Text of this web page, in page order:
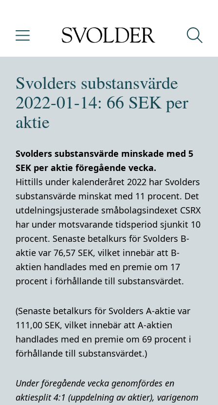
Svolders substansvärde
2022-01-14: 66 SEK per
aktie
Svolders substansvärde minskade med 5
SEK per aktie föregående vecka.
Hittills under kalenderåret 2022 har Svolders
substansvärde minskat med 11 procent. Det
utdelningsjusterade småbolagsindexet CSRX
har under motsvarande tidsperiod sjunkit 10
procent. Senaste betalkurs för Svolders B-
aktie var 76,57 SEK, vilket innebär att B-
aktien handlades med en premie om 17
procent i förhållande till substansvärdet.
(Senaste betalkurs för Svolders A-aktie var
111,00 SEK, vilket innebär att A-aktien
handlades med en premie om 69 procent i
förhållande till substansvärdet.)
Under föregående vecka genomfördes en
aktiesplit 4:1 (uppdelning av aktier), varigenom